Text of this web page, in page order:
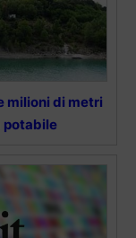
milioni di metri
potabile